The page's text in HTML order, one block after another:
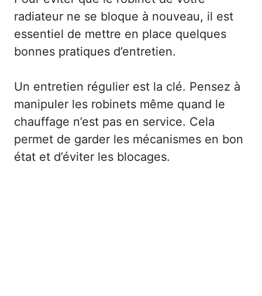
radiateur ne se bloque à nouveau, il est
essentiel de mettre en place quelques
bonnes pratiques d’entretien.
Un entretien régulier est la clé. Pensez à
manipuler les robinets même quand le
chauffage n’est pas en service. Cela
permet de garder les mécanismes en bon
état et d’éviter les blocages.